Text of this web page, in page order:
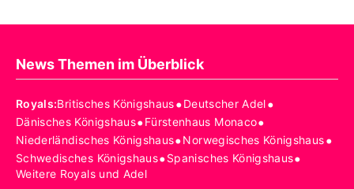
News Themen im Überblick
Royals:Britisches Königshaus•Deutscher Adel•
Dänisches Königshaus•Fürstenhaus Monaco•
Niederländisches Königshaus•Norwegisches Königshaus•
Schwedisches Königshaus•Spanisches Königshaus•
Weitere Royals und Adel